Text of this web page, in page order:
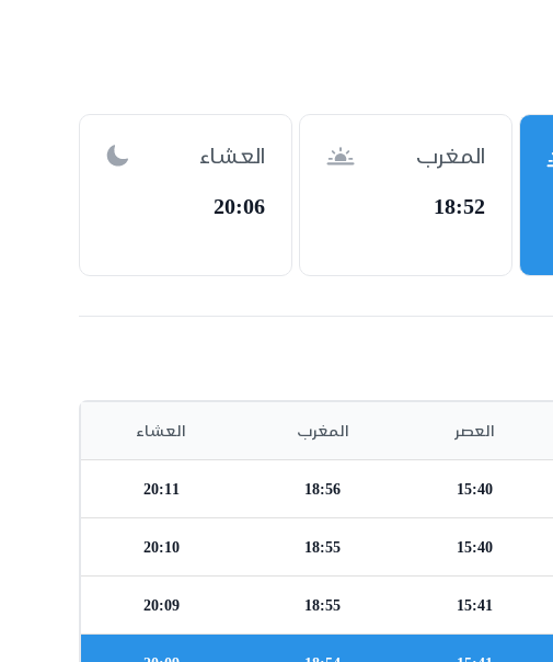
المغرب
18:52
العشاء
20:06
العصر المغرب العشاء
15:40
18:56
20:11
15:40
18:55
20:10
15:41
18:55
20:09